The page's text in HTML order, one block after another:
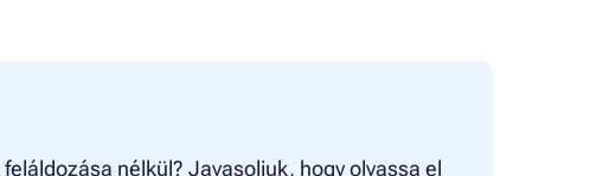
nélkül? Javasoljuk, hogy olvassa el